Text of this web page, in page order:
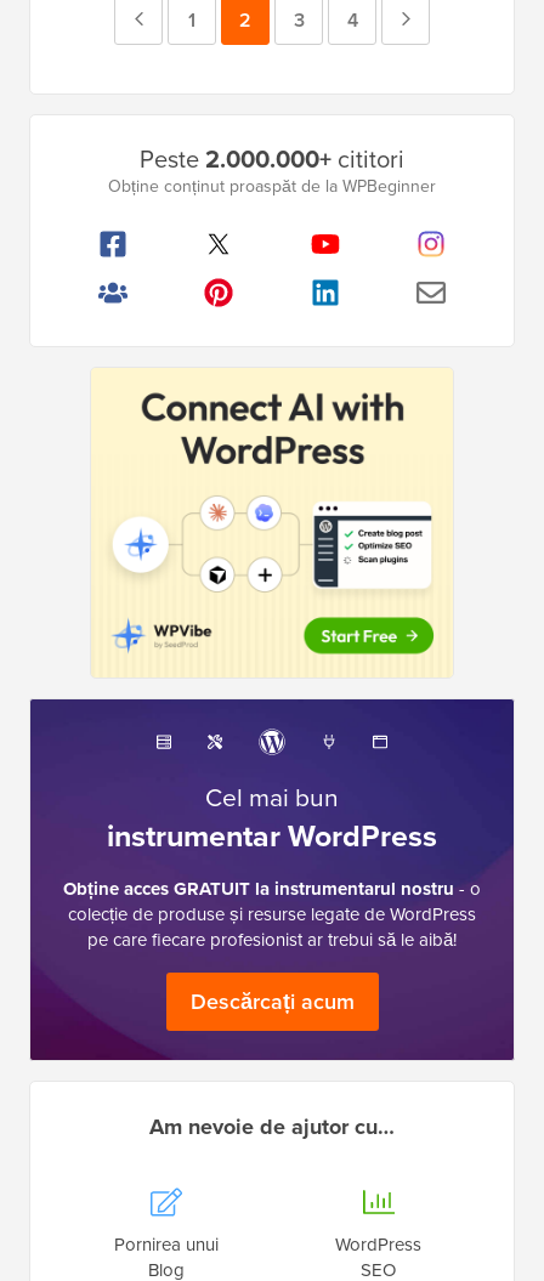
PaginaPagina
1 Pagina
2 Pagina
3 Pagina
4
laterală
principală
Peste2.000.000+ cititori
Obține conținut proaspăt de la WPBeginner
Cel mai bun
instrumentar WordPress
Obține acces GRATUIT la instrumentarul nostru - o
colecție de produse și resurse legate de WordPress
pe care fiecare profesionist ar trebui să le aibă!
Descărcați acum
Am nevoie de ajutor cu…
Pornirea unui
Blog
WordPress
SEO